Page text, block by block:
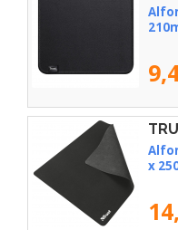
x